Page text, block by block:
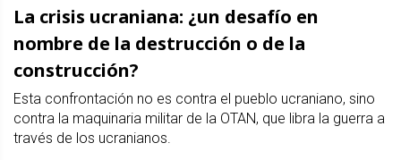
La crisis ucraniana: ¿un desafío en
nombre de la destrucción o de la
construcción?
Esta confrontación no es contra el pueblo ucraniano, sino
contra la maquinaria militar de la OTAN, que libra la guerra a
través de los ucranianos.